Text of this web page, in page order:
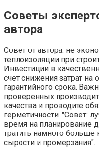
Советы
автора
Совет от автора: не
теплоизоляции при
Инвестиции в
счет снижения затрат на
гарантийного срока.
проверенных
качества и проводите
герметичности. Совет:
время на планирование
тратить намного больше
сырости и промерзания .